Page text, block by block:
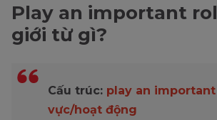
Play an important
giới từ gì?
Cấu trúc: play an
vực/hoạt động